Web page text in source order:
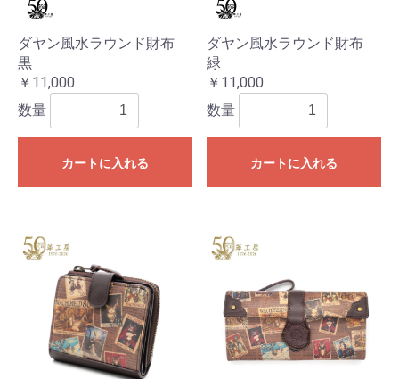
ダヤン風水ラウンド財布
黒
￥11,000
数量
カートに入れる
ダヤン風水ラウンド財布
緑
￥11,000
数量
カートに入れる